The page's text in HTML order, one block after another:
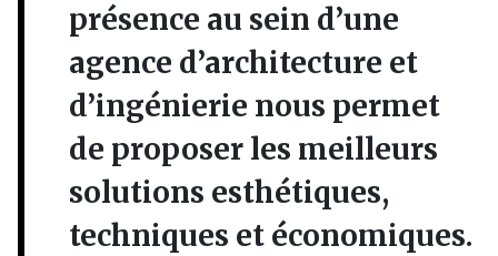
présence au sein d’une
agence d’architecture et
d’ingénierie nous permet
de proposer les meilleurs
solutions esthétiques,
techniques et économiques.